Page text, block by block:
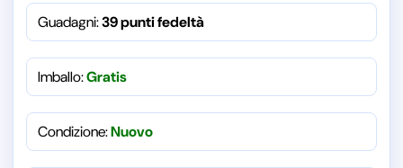
Guadagni:39 punti fedeltà
Imballo:Gratis
Condizione:Nuovo